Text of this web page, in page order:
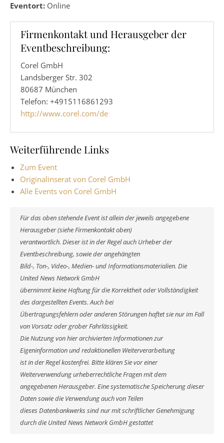
Eventort: Online
Firmenkontakt und Herausgeber der
Eventbeschreibung:
Corel GmbH
Landsberger Str. 302
80687 München
Telefon: +4915116861293
http://www.corel.com/de
Weiterführende Links
Zum Event
Originalinserat von Corel GmbH
Alle Events von Corel GmbH
Für das oben stehende Event ist allein der jeweils angegebene
Herausgeber (siehe Firmenkontakt oben)
verantwortlich. Dieser ist in der Regel auch Urheber der
Eventbeschreibung, sowie der angehängten
Bild-, Ton-, Video-, Medien- und Informationsmaterialien. Die
United News Network GmbH
übernimmt keine Haftung für die Korrektheit oder Vollständigkeit
des dargestellten Events. Auch bei
Übertragungsfehlern oder anderen Störungen haftet sie nur im Fall
von Vorsatz oder grober Fahrlässigkeit.
Die Nutzung von hier archivierten Informationen zur
Eigeninformation und redaktionellen Weiterverarbeitung
ist in der Regel kostenfrei. Bitte klären Sie vor einer
Weiterverwendung urheberrechtliche Fragen mit dem
angegebenen Herausgeber. Eine systematische Speicherung dieser
Daten sowie die Verwendung auch von Teilen
dieses Datenbankwerks sind nur mit schriftlicher Genehmigung
durch die United News Network GmbH gestattet